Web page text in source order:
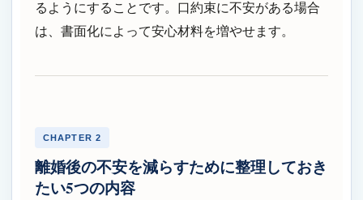
るようにすることです。口約束に不安がある場合
は、書面化によって安心材料を増やせます。
CHAPTER 2
離婚後の不安を減らすために整理しておき
たい5つの内容